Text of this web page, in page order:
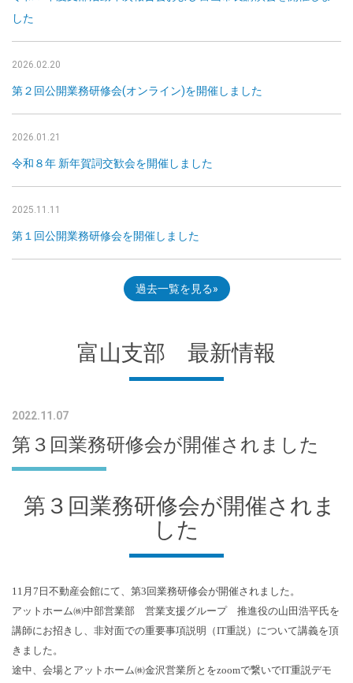
した
2026.02.20
第２回公開業務研修会(オンライン)を開催しました
2026.01.21
令和８年 新年賀詞交歓会を開催しました
2025.11.11
第１回公開業務研修会を開催しました
過去一覧を見る
富山支部 最新情報
2022.11.07
第３回業務研修会が開催されました
第３回業務研修会が開催されま
した
11月7日不動産会館にて、第3回業務研修会が開催されました。
アットホーム㈱中部営業部 営業支援グループ 推進役の山田浩平氏を
講師にお招きし、非対面での重要事項説明（IT重説）について講義を頂
きました。
途中、会場とアットホーム㈱金沢営業所とをzoomで繋いでIT重説デモ